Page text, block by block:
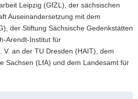
Leipzig (GfZL), der sächsischen
Auseinandersetzung mit dem
der Stiftung Sächsische Gedenkstätten
Arendt-Institut für
V. an der TU Dresden (HAIT), dem
Sachsen (LfA) und dem Landesamt für